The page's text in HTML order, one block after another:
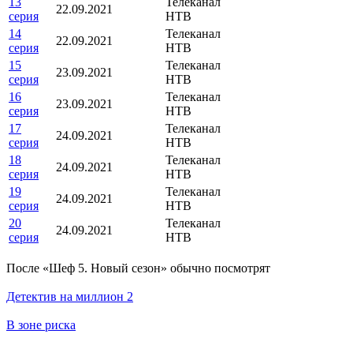
серия
22.09.2021
НТВ
14
серия
22.09.2021
Телеканал
НТВ
15
серия
23.09.2021
Телеканал
НТВ
16
серия
23.09.2021
Телеканал
НТВ
17
серия
24.09.2021
Телеканал
НТВ
18
серия
24.09.2021
Телеканал
НТВ
19
серия
24.09.2021
Телеканал
НТВ
20
серия
24.09.2021
Телеканал
НТВ
По­сле «Шеф 5. Новый сезон» обыч­но по­смот­рят
Детектив на миллион 2
В зоне риска